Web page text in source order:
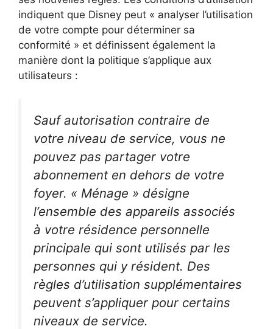
indiquent que Disney peut « analyser l’utilisation
de votre compte pour déterminer sa
conformité » et définissent également la
manière dont la politique s’applique aux
utilisateurs :
Sauf autorisation contraire de
votre niveau de service, vous ne
pouvez pas partager votre
abonnement en dehors de votre
foyer. « Ménage » désigne
l’ensemble des appareils associés
à votre résidence personnelle
principale qui sont utilisés par les
personnes qui y résident. Des
règles d’utilisation supplémentaires
peuvent s’appliquer pour certains
niveaux de service.